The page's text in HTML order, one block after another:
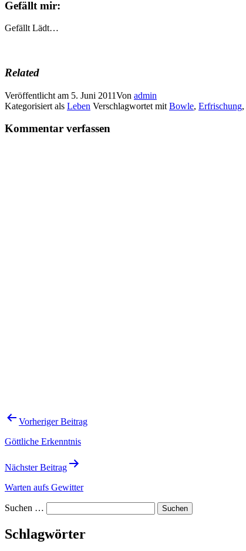
Gefällt mir:
Gefällt Lädt…
Related
Veröffentlicht am 5. Juni 2011Von admin
Kategorisiert als Leben Verschlagwortet mit Bowle, Erfrischung,
Kommentar verfassen
Beitragsnavigation
Vorheriger Beitrag
Göttliche Erkenntnis
Nächster Beitrag
Warten aufs Gewitter
Suchen …
Schlagwörter